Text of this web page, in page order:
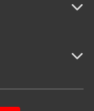
ảnh sống